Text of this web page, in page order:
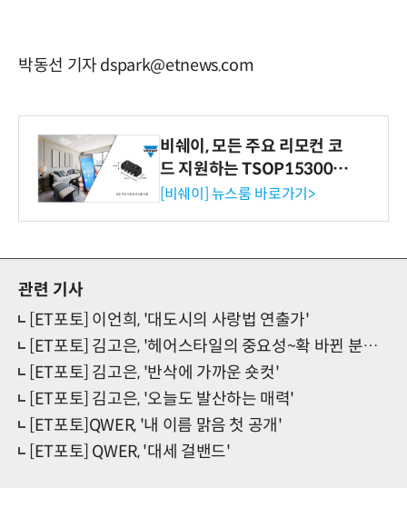
박동선 기자 dspark@etnews.com
비쉐이, 모든 주요 리모컨 코
드 지원하는 TSOP15300 시
리즈 IR 수신기 출시
[비쉐이] 뉴스룸 바로가기>
관련 기사
[ET포토] 이언희, '대도시의 사랑법 연출가'
[ET포토] 김고은, '헤어스타일의 중요성~확 바뀐 분위기'
[ET포토] 김고은, '반삭에 가까운 숏컷'
[ET포토] 김고은, '오늘도 발산하는 매력'
[ET포토]QWER, '내 이름 맑음 첫 공개'
[ET포토] QWER, '대세 걸밴드'